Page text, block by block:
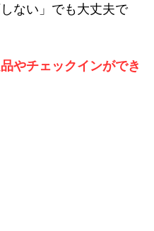
ない」でも大丈夫で
やチェックインができ